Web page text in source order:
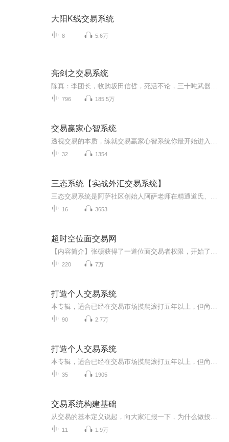
大阳K线交易系统
8 5.6万
亮剑之交易系统
796 185.5万
交易赢家心智系统
32 1354
三态系统【实战外汇交易系统】
16 3653
超时空位面交易网
220 7万
打造个人交易系统
90 2.7万
打造个人交易系统
35 1905
交易系统构建基础
11 1.9万